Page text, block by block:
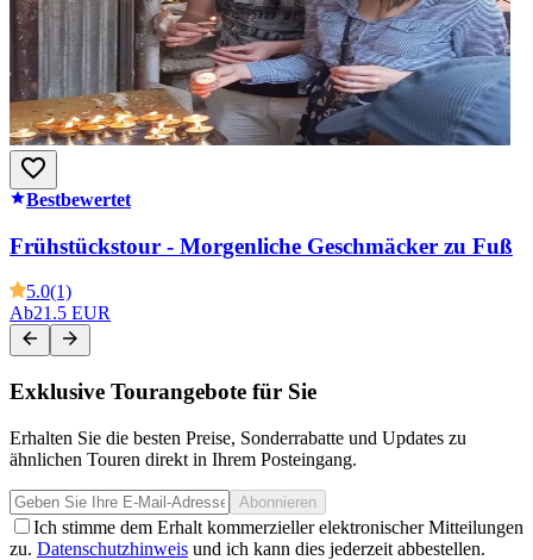
Bestbewertet
Frühstückstour - Morgenliche Geschmäcker zu Fuß
5.0(1)
Ab21.5 EUR
Exklusive Tourangebote für Sie
Erhalten Sie die besten Preise, Sonderrabatte und Updates zu
ähnlichen Touren direkt in Ihrem Posteingang.
Abonnieren
Ich stimme dem Erhalt kommerzieller elektronischer Mitteilungen
zu. Datenschutzhinweis und ich kann dies jederzeit abbestellen.